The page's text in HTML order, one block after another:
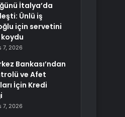
İtalya’da
Ünlü iş
için servetini
7, 2026
Bankası’ndan
ve Afet
İçin Kredi
7, 2026